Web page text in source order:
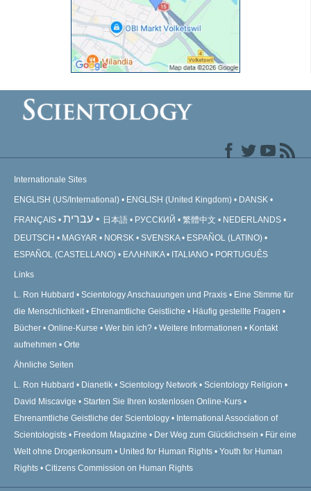
Internationale Sites
ENGLISH (US/International) ENGLISH (United Kingdom) DANSK
FRANÇAIS עברית 日本語 РУССКИЙ 繁體中文
NEDERLANDS
DEUTSCH
MAGYAR NORSK SVENSKA
ESPAÑOL (LATINO)
ESPAÑOL (CASTELLANO)
ΕΛΛΗΝΙΚA ITALIANO PORTUGUÊS
Links
L. Ron Hubbard Scientology Anschauungen und Praxis
Eine Stimme für
die Menschlichkeit
Ehrenamtliche Geistliche
Häufig gestellte Fragen
Bücher
Online-Kurse Wer bin ich? Weitere Informationen
Kontakt
aufnehmen
Orte
Ähnliche Seiten
L. Ron Hubbard Dianetik Scientology Network
Scientology Religion
David Miscavige
Starten Sie Ihren kostenlosen Online-Kurs
Ehrenamtliche Geistliche der Scientology
International Association of
Scientologists
Freedom Magazine Der Weg zum Glücklichsein
Für eine
Welt ohne Drogenkonsum
United for Human Rights
Youth for Human
Rights
Citizens Commission on Human Rights